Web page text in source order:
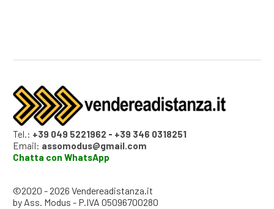
Tel.: +39 049 5221962 - +39 346 0318251
Email: assomodus@gmail.com
Chatta con WhatsApp
©2020 - 2026 Vendereadistanza.it
by Ass. Modus - P.IVA 05096700280